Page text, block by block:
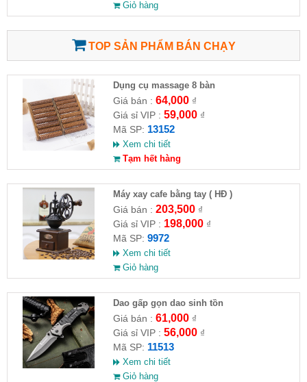
Giỏ hàng
TOP SẢN PHẨM BÁN CHẠY
Dụng cụ massage 8 bàn
Giá bán : 64,000₫
Giá sỉ VIP : 59,000₫
Mã SP: 13152
Xem chi tiết
Tạm hết hàng
Máy xay cafe bằng tay ( HĐ )
Giá bán : 203,500₫
Giá sỉ VIP : 198,000₫
Mã SP: 9972
Xem chi tiết
Giỏ hàng
Dao gấp gọn dao sinh tồn
Giá bán : 61,000₫
Giá sỉ VIP : 56,000₫
Mã SP: 11513
Xem chi tiết
Giỏ hàng